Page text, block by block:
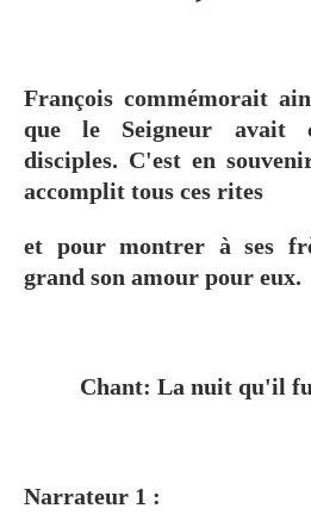
François commémorait
que le Seigneur avait
disciples. C'est en
accomplit tous ces rites
et pour montrer à ses
grand son amour pour eux.
Chant: La nuit qu'il
Narrateur 1 :